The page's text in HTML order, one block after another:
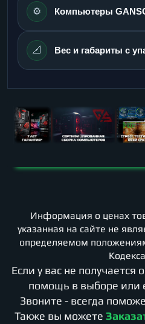
⚙️ Компьютеры
📐 Вес и габариты с
Информация о ценах
указанная на сайте не
определяемом
Если у вас не
помощь в выборе или
Звоните - всегда
Также вы можете